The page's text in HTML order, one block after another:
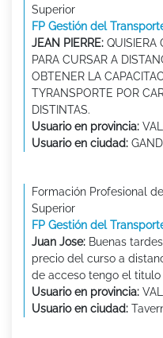
Superior
FP Gestión del
JEAN PIERRE: QUISIERA
PARA CURSAR A
OBTENER LA
TYRANSPORTE POR
DISTINTAS.
Usuario en provincia:
Usuario en ciudad:
Formación Profesional
Superior
FP Gestión del
Juan Jose: Buenas
precio del curso a
de acceso tengo el
Usuario en provincia:
Usuario en ciudad: